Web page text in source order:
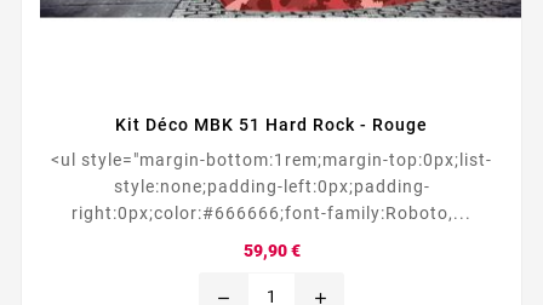
Kit Déco MBK 51 Hard Rock - Rouge
<ul style="margin-bottom:1rem;margin-top:0px;list-
style:none;padding-left:0px;padding-
right:0px;color:#666666;font-family:Roboto,...
59,90 €Prix
remove add